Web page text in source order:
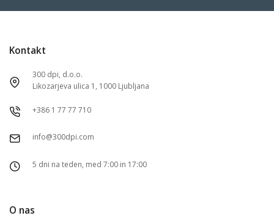
Kontakt
300 dpi, d.o.o.
Likozarjeva ulica 1, 1000 Ljubljana
+386 1 77 77 710
info@300dpi.com
5 dni na teden, med 7:00 in 17:00
O nas